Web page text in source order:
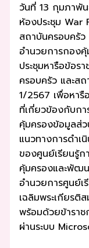
วันที่ 13 กุมภาพั
ห้องประชุม War
สถาบันครอบครัว
อำนวยการกอง
ประชุมหารือข้อร
ครอบครัว และส
1/2567 เพื่อหา
ที่เกี่ยวข้องกับก
คุ้มครองข้อมูลส่
แนวทางการดำ
ของศูนย์เรียนรู้
คุ้มครองและพัฒ
อำนวยการศูนย์
เฉลิมพระเกียรติ
พร้อมด้วยข้าราช
ผ่านระบบ